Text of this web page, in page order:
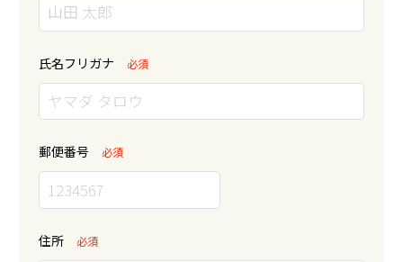
氏名フリガナ 必須
郵便番号 必須
住所 必須